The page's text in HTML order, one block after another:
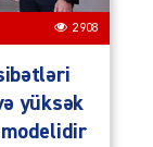
2908
yüksək